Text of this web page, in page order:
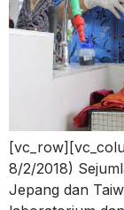
8/2/2018)
Jepang dan